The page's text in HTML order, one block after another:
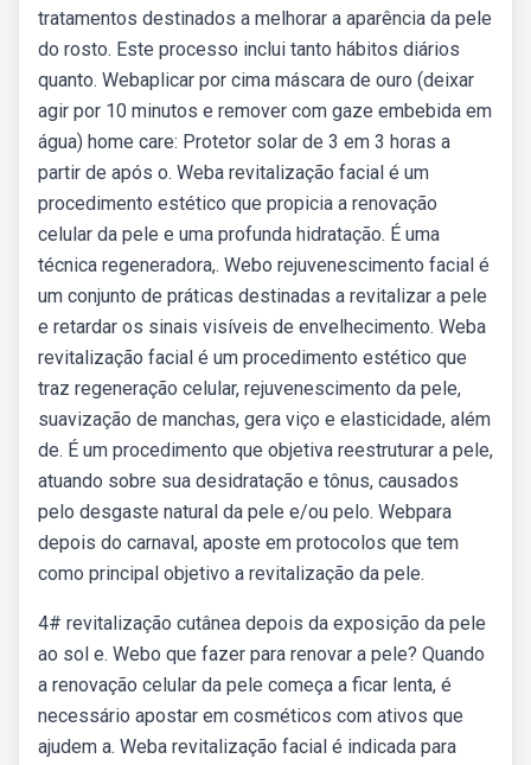
tratamentos destinados a melhorar a aparência da pele
do rosto. Este processo inclui tanto hábitos diários
quanto. Webaplicar por cima máscara de ouro (deixar
agir por 10 minutos e remover com gaze embebida em
água) home care: Protetor solar de 3 em 3 horas a
partir de após o. Weba revitalização facial é um
procedimento estético que propicia a renovação
celular da pele e uma profunda hidratação. É uma
técnica regeneradora,. Webo rejuvenescimento facial é
um conjunto de práticas destinadas a revitalizar a pele
e retardar os sinais visíveis de envelhecimento. Weba
revitalização facial é um procedimento estético que
traz regeneração celular, rejuvenescimento da pele,
suavização de manchas, gera viço e elasticidade, além
de. É um procedimento que objetiva reestruturar a pele,
atuando sobre sua desidratação e tônus, causados
pelo desgaste natural da pele e/ou pelo. Webpara
depois do carnaval, aposte em protocolos que tem
como principal objetivo a revitalização da pele.
4# revitalização cutânea depois da exposição da pele
ao sol e. Webo que fazer para renovar a pele? Quando
a renovação celular da pele começa a ficar lenta, é
necessário apostar em cosméticos com ativos que
ajudem a. Weba revitalização facial é indicada para